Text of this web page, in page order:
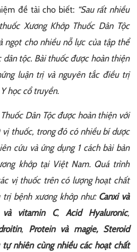
đề tài cho biết: “Sau rất nhiều
Xương Khớp Thuốc Dân Tộc
ngọt cho nhiều nỗ lực của tập thể
dân tộc. Bài thuốc được hoàn thiện
luận trị và nguyên tắc điều trị
học cổ truyền.
Dân Tộc được hoàn thiện với
thuốc, trong đó có nhiều bí dược
cứu và ứng dụng 1 cách bài bản
khớp tại Việt Nam. Quá trình
vị thuốc trên có lượng hoạt chất
bệnh xương khớp như: Canxi và
và vitamin C,Acid Hyaluronic,
, Protein và magie, Steroid
nhiên cùng nhiều các hoạt chất